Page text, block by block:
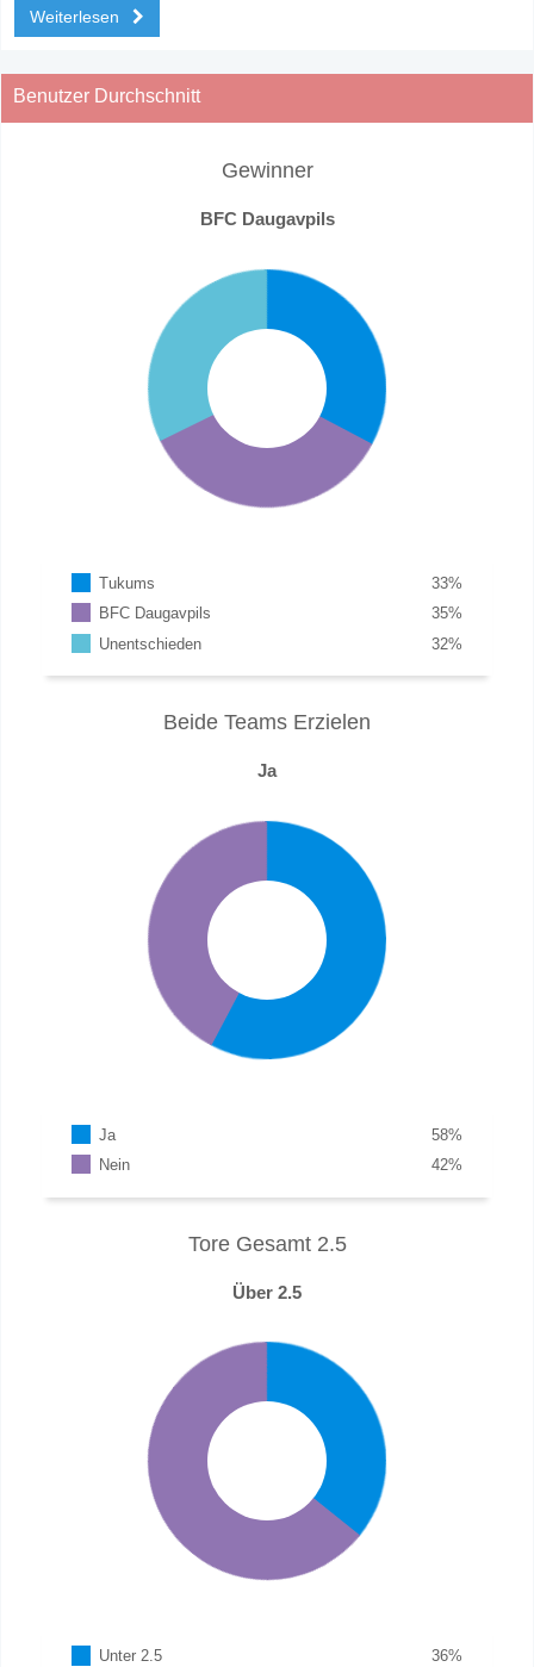
Weiterlesen
Benutzer Durchschnitt
Gewinner
BFC Daugavpils
Tukums %
33
BFC Daugavpils
%
35
Unentschieden
%
32
Beide Teams Erzielen
Ja
Ja %
58
Nein
%
42
Tore Gesamt 2.5
Über 2.5
Unter 2.5 %
36